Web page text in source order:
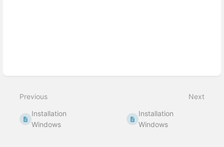
Previous
Installation
Windows
Next
Installation
Windows